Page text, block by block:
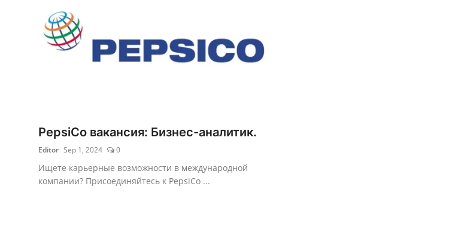
PepsiCo вакансия: Бизнес-аналитик.
Editor Sep 1, 2024 0
Ищете карьерные возможности в международной
компании? Присоединяйтесь к PepsiCo ...